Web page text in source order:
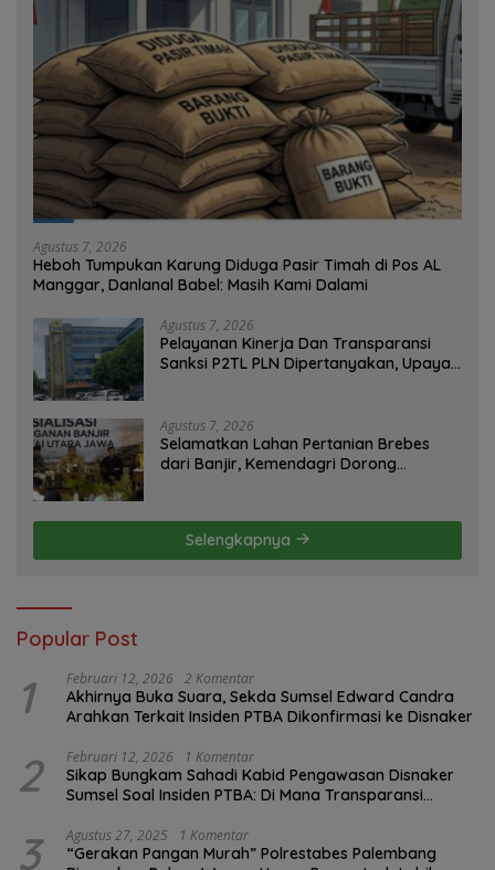
Agustus 7, 2026
Heboh Tumpukan Karung Diduga Pasir Timah di Pos AL
Manggar, Danlanal Babel: Masih Kami Dalami
Agustus 7, 2026
Pelayanan Kinerja Dan Transparansi
Sanksi P2TL PLN Dipertanyakan, Upaya
Agustus 7, 2026
Selamatkan Lahan Pertanian Brebes
dari Banjir, Kemendagri Dorong
Selengkapnya
Popular Post
1 Februari 12, 2026 2 Komentar
Akhirnya Buka Suara, Sekda Sumsel Edward Candra
Arahkan Terkait Insiden PTBA Dikonfirmasi ke Disnaker
2 Februari 12, 2026 1 Komentar
Sikap Bungkam Sahadi Kabid Pengawasan Disnaker
Sumsel Soal Insiden PTBA: Di Mana Transparansi
3 Agustus 27, 2025 1 Komentar
“Gerakan Pangan Murah” Polrestabes Palembang